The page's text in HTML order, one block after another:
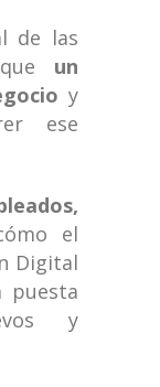
de las
un
y
ese
el
Digital
puesta
y